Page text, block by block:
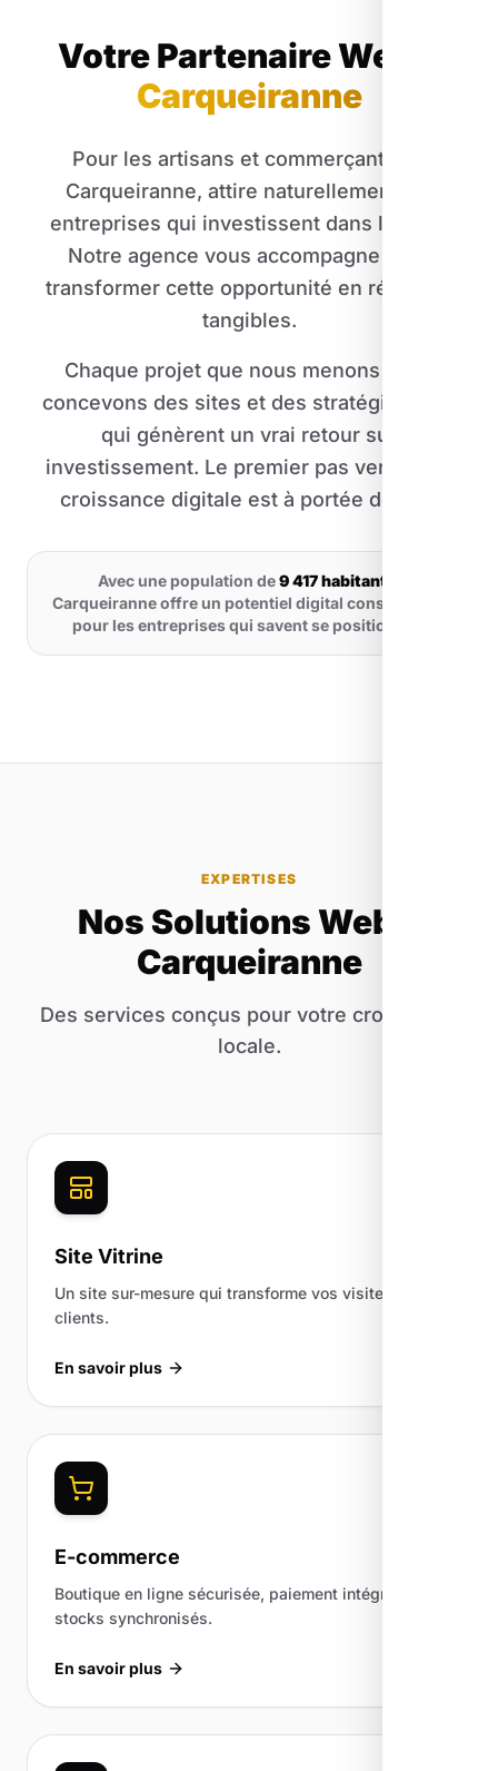
Votre Partenaire Web
Carqueiranne
Pour les artisans et commerçants de
Carqueiranne, attire naturellement les
entreprises qui investissent dans le web.
Notre agence vous accompagne pour
transformer cette opportunité en résultats
tangibles.
Chaque projet que nous menons nous
concevons des sites et des stratégies SEO
qui génèrent un vrai retour sur
investissement. Le premier pas vers votre
croissance digitale est à portée de clic.
Avec une population de9 417 habitants
Carqueiranne offre un potentiel digital considérable
pour les entreprises qui savent se positionner.
EXPERTISES
Nos Solutions Web à
Carqueiranne
Des services conçus pour votre croissance
locale.
Site Vitrine
Un site sur-mesure qui transforme vos visiteurs en
clients.
En savoir plus
E-commerce
Boutique en ligne sécurisée, paiement intégré et
stocks synchronisés.
En savoir plus